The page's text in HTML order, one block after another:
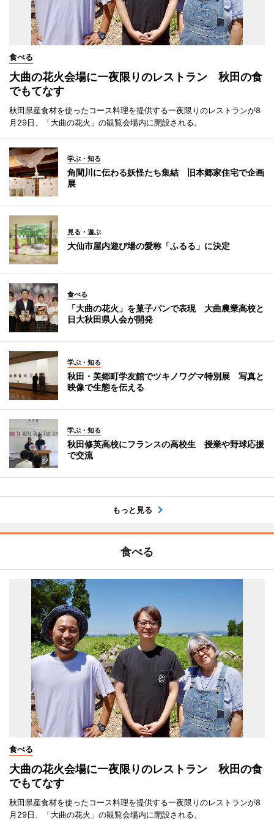
食べる
大曲の花火会場に一夜限りのレストラン 秋田の食
でもてなす
秋田県産食材を使ったコース料理を提供する一夜限りのレストランが8
月29日、「大曲の花火」の観覧会場内に開設される。
学ぶ・知る
角間川に伝わる妖怪たち集結 旧本郷家住宅で企画
展
見る・遊ぶ
大仙市屋内遊び場の愛称「ふるる」に決定
食べる
「大曲の花火」を菓子パンで表現 大曲農業高校と
日大秋田県人会が開発
学ぶ・知る
秋田・美郷町学友館でツキノワグマ特別展 写真と
映像で生態を伝える
学ぶ・知る
秋田修英高校にフランスの高校生 授業や野球応援
で交流
もっと見る
食べる
食べる
大曲の花火会場に一夜限りのレストラン 秋田の食
でもてなす
秋田県産食材を使ったコース料理を提供する一夜限りのレストランが8
月29日、「大曲の花火」の観覧会場内に開設される。